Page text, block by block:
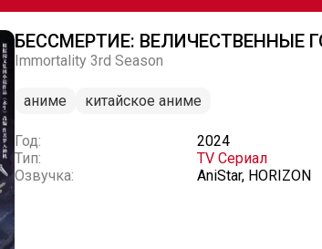
БЕССМЕРТИЕ: ВЕЛИЧЕСТВЕННЫЕ
Immortality 3rd Season
аниме китайское аниме
Год:
2024
Тип:
TV Сериал
Озвучка:
AniStar, HORIZON